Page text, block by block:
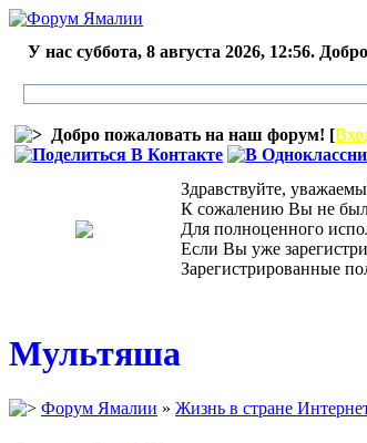
У нас суббота, 8 августа 2026, 12:56.
Добро пожаловать на наш форум! [
Здравствуйте,
К сожалению Вы не были
Для полноценного
Если Вы уже
Зарегистрированные
Мультяша
Форум Ямалии » Жизнь в стране